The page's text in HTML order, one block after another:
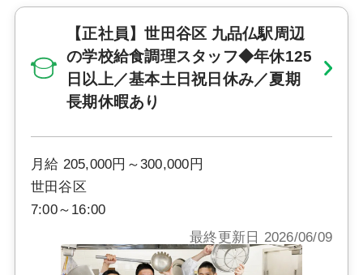
【正社員】世田谷区 九品仏駅周辺
の学校給食調理スタッフ◆年休125
日以上／基本土日祝日休み／夏期
長期休暇あり
月給 205,000円～300,000円
世田谷区
7:00～16:00
最終更新日 2026/06/09